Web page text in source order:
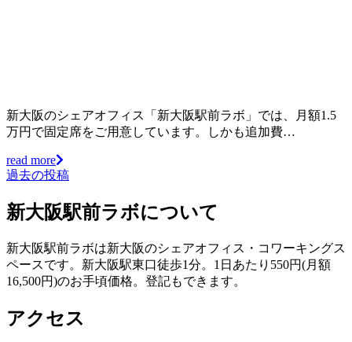
新大阪のシェアオフィス「新大阪駅前ラボ」では、月額1.5
万円で固定席をご用意しています。しかも追加費…
read more
投
稿
ビ
ゲ
ー
シ
過去の投稿
新大阪駅前ラボについて
新大阪駅前ラボは新大阪のシェアオフィス・コワーキングス
ペースです。新大阪駅東口徒歩1分。1日あたり550円(月額
16,500円)のお手頃価格。登記もできます。
アクセス